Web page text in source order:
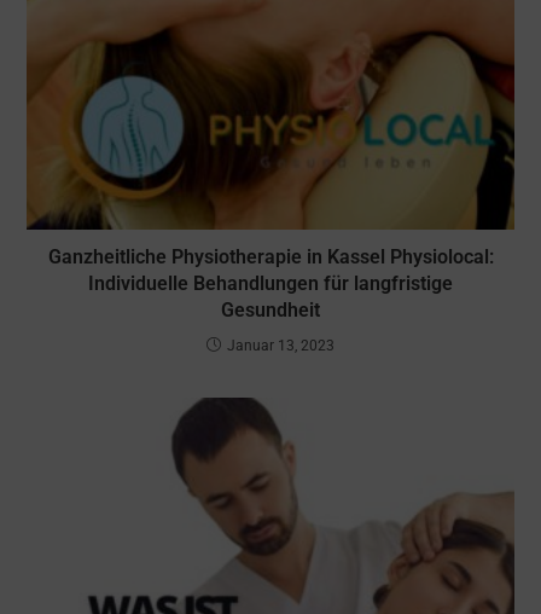
Ganzheitliche Physiotherapie in Kassel Physiolocal:
Individuelle Behandlungen für langfristige
Gesundheit
Januar 13, 2023